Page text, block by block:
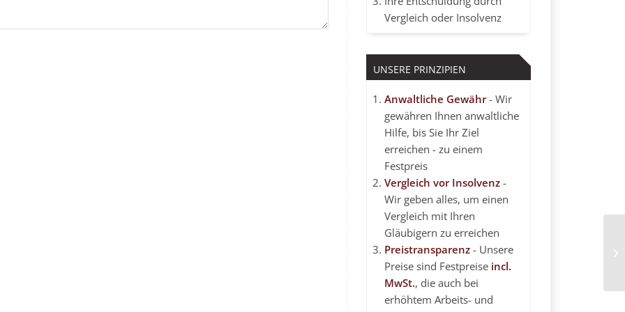
Vergleich oder Insolvenz
UNSERE PRINZIPIEN
Anwaltliche Gewähr- Wir
gewähren Ihnen anwaltliche
Hilfe, bis Sie Ihr Ziel
erreichen - zu einem
Festpreis
Vergleich vor Insolvenz-
Wir geben alles, um einen
Vergleich mit Ihren
Gläubigern zu erreichen
Preistransparenz- Unsere
Preise sind Festpreise incl.
MwSt., die auch bei
erhöhtem Arbeits- und